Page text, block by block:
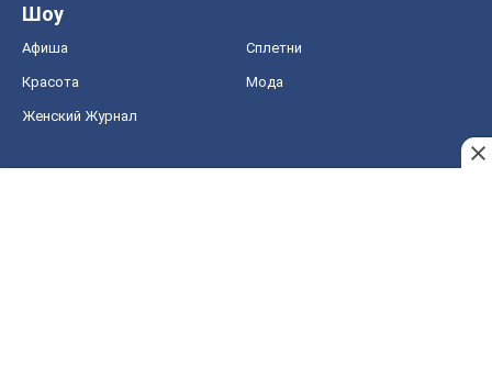
Шоу
Афиша Сплетни
Красота Мода
Женский Журнал